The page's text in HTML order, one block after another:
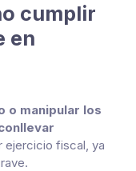
cumplir
en
o manipular los
ejercicio fiscal, ya